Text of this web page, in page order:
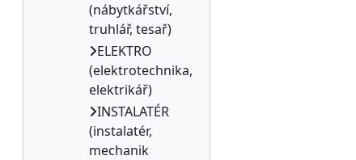
(nábytkářství,
truhlář, tesař)
ELEKTRO
(elektrotechnika,
elektrikář)
INSTALATÉR
(instalatér,
mechanik